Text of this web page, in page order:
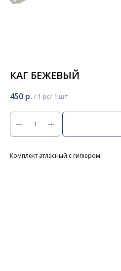
КАГ БЕЖЕВЫЙ
450 р. / 1 pc
Комплект атласный с гипюром